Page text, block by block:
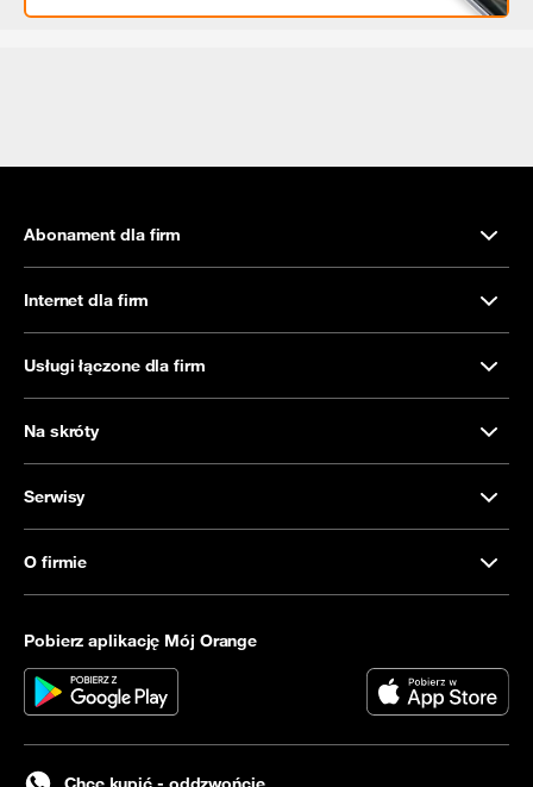
Abonament dla firm
Internet dla firm
Usługi łączone dla firm
Na skróty
Serwisy
O firmie
Pobierz aplikację Mój Orange